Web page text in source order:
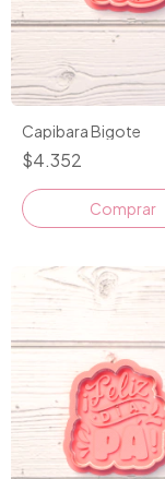
Capibara Bigote
$4.352
Comprar